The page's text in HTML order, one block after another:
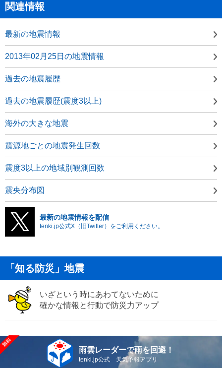
関連情報
最新の地震情報
2013年02月25日の地震情報
過去の地震履歴
過去の地震履歴(震度3以上)
海外の大きな地震
震源地ごとの地震発生回数
震度3以上の地域別観測回数
震央分布図
最新の地震情報を配信
tenki.jp公式X（旧Twitter）をご利用ください。
「知る防災」地震
いざという時にあわてないために
確かな情報と行動で防災力アップ
雨雲レーダーで雨を回避！
tenki.jp公式 天気予報アプリ